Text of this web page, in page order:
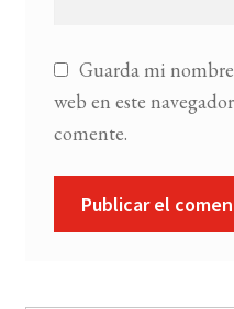
Guarda mi
web en este
comente.